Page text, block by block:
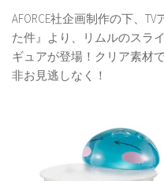
AFORCE社企画制作の下、
た件』より、リムルのスラ
ギュアが登場！クリア素材
非お見逃しなく！